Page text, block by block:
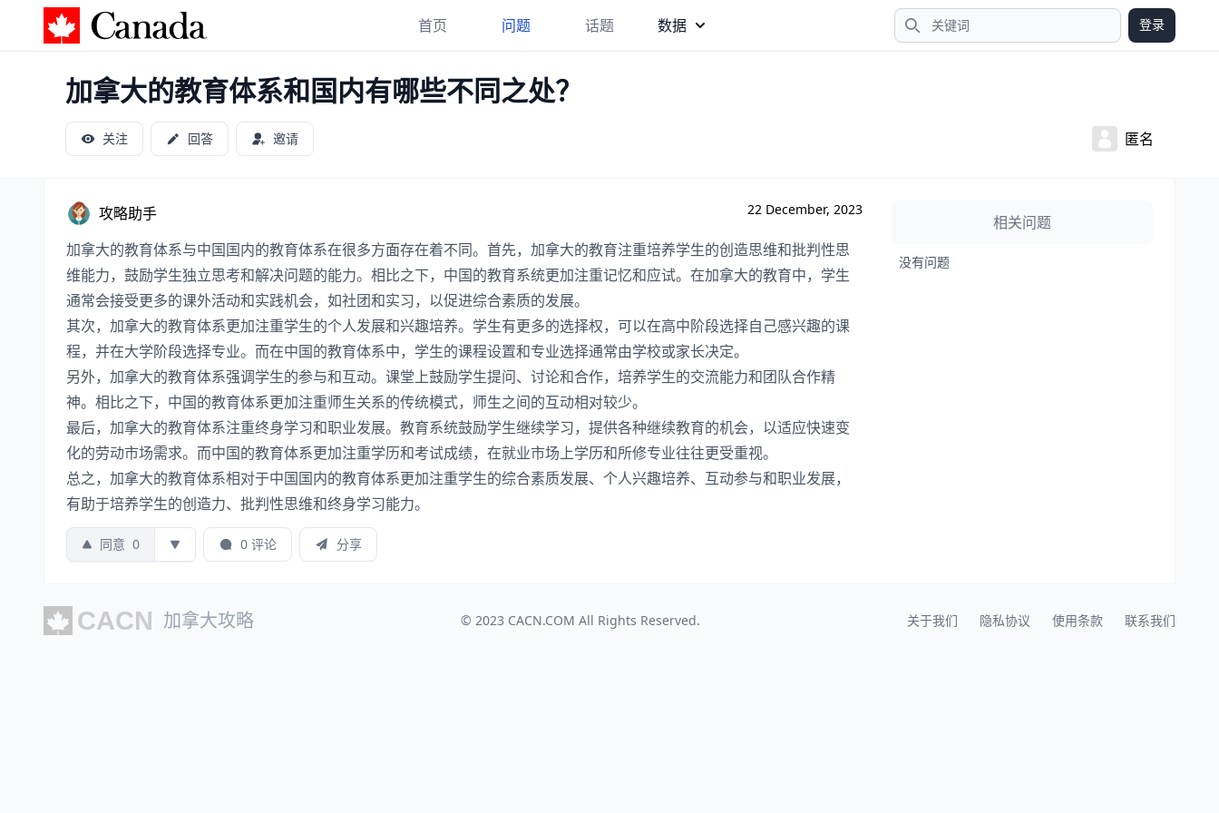
加拿大攻略 搜索
登录
首页 问题 话题 数据
加拿大的教育体系和国内有哪些不同之处？
关注 回答 邀请 匿名
攻略助手 22 December, 2023
加拿大的教育体系与中国国内的教育体系在很多方面存在着不同。首先，加拿大的教育注重培养学生的创造思维和批判性思
维能力，鼓励学生独立思考和解决问题的能力。相比之下，中国的教育系统更加注重记忆和应试。在加拿大的教育中，学生
通常会接受更多的课外活动和实践机会，如社团和实习，以促进综合素质的发展。
其次，加拿大的教育体系更加注重学生的个人发展和兴趣培养。学生有更多的选择权，可以在高中阶段选择自己感兴趣的课
程，并在大学阶段选择专业。而在中国的教育体系中，学生的课程设置和专业选择通常由学校或家长决定。
另外，加拿大的教育体系强调学生的参与和互动。课堂上鼓励学生提问、讨论和合作，培养学生的交流能力和团队合作精
神。相比之下，中国的教育体系更加注重师生关系的传统模式，师生之间的互动相对较少。
最后，加拿大的教育体系注重终身学习和职业发展。教育系统鼓励学生继续学习，提供各种继续教育的机会，以适应快速变
化的劳动市场需求。而中国的教育体系更加注重学历和考试成绩，在就业市场上学历和所修专业往往更受重视。
总之，加拿大的教育体系相对于中国国内的教育体系更加注重学生的综合素质发展、个人兴趣培养、互动参与和职业发展，
有助于培养学生的创造力、批判性思维和终身学习能力。
同意 0 0 评论 分享
相关问题
没有问题
加拿大攻略 关于我们 隐私协议 使用条款 联系我们
© 2023 CACN.COM All Rights Reserved.